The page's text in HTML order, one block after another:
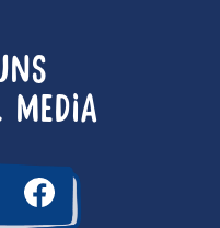
MEDIA